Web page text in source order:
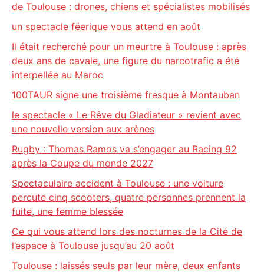
de Toulouse : drones, chiens et spécialistes mobilisés
un spectacle féerique vous attend en août
Il était recherché pour un meurtre à Toulouse : après
deux ans de cavale, une figure du narcotrafic a été
interpellée au Maroc
100TAUR signe une troisième fresque à Montauban
le spectacle « Le Rêve du Gladiateur » revient avec
une nouvelle version aux arènes
Rugby : Thomas Ramos va s’engager au Racing 92
après la Coupe du monde 2027
Spectaculaire accident à Toulouse : une voiture
percute cinq scooters, quatre personnes prennent la
fuite, une femme blessée
Ce qui vous attend lors des nocturnes de la Cité de
l’espace à Toulouse jusqu’au 20 août
Toulouse : laissés seuls par leur mère, deux enfants